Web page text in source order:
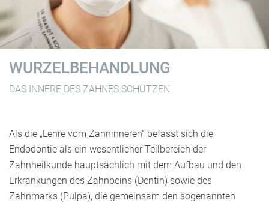
WURZELBEHANDLUNG
DAS INNERE DES ZAHNES SCHÜTZEN
Als die „Lehre vom Zahninneren“ befasst sich die
Endodontie als ein wesentlicher Teilbereich der
Zahnheilkunde hauptsächlich mit dem Aufbau und den
Erkrankungen des Zahnbeins (Dentin) sowie des
Zahnmarks (Pulpa), die gemeinsam den sogenannten